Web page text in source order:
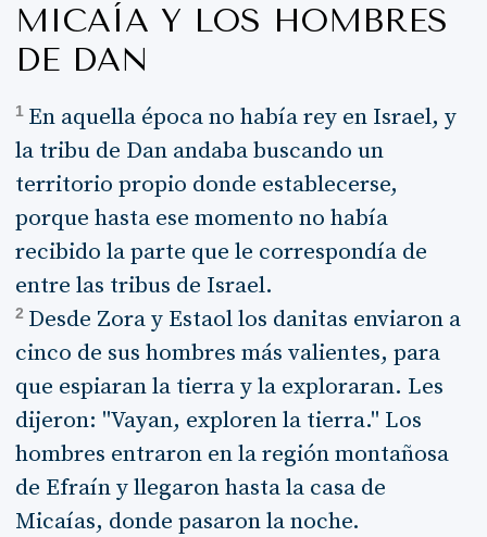
MICAÍA Y LOS HOMBRES
DE DAN
1 En aquella época no había rey en Israel, y
la tribu de Dan andaba buscando un
territorio propio donde establecerse,
porque hasta ese momento no había
recibido la parte que le correspondía de
entre las tribus de Israel.
2 Desde Zora y Estaol los danitas enviaron a
cinco de sus hombres más valientes, para
que espiaran la tierra y la exploraran. Les
dijeron: "Vayan, exploren la tierra." Los
hombres entraron en la región montañosa
de Efraín y llegaron hasta la casa de
Micaías, donde pasaron la noche.